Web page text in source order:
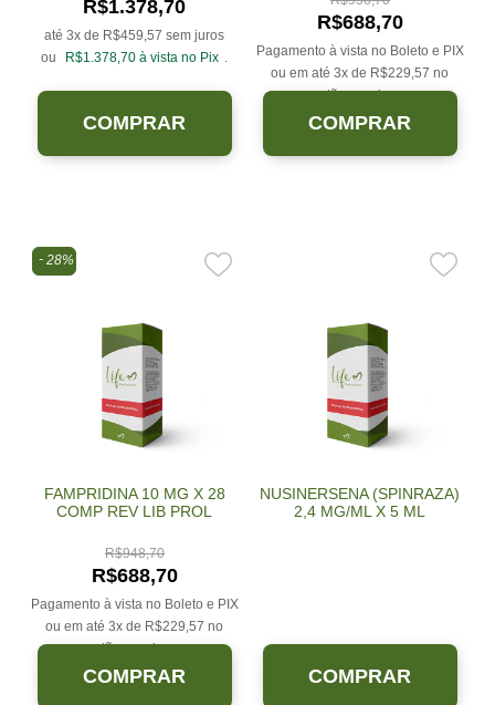
R$1.378,70
até 3x de R$459,57 sem juros
ou
R$1.378,70 à vista no Pix .
COMPRAR
R$688,70
Pagamento à vista no Boleto e PIX
ou em até 3x de R$229,57 no
cartão sem juros.
COMPRAR
28%
FAMPRIDINA 10 MG X 28
COMP REV LIB PROL
R$948,70
R$688,70
Pagamento à vista no Boleto e PIX
ou em até 3x de R$229,57 no
cartão sem juros.
COMPRAR
NUSINERSENA (SPINRAZA)
2,4 MG/ML X 5 ML
COMPRAR